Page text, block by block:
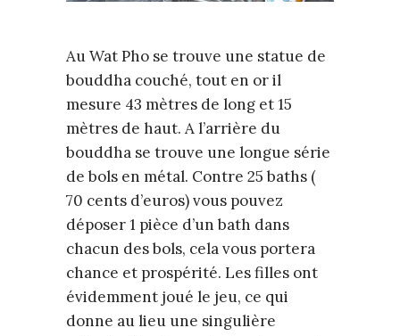
Au Wat Pho se trouve une statue de
bouddha couché, tout en or il
mesure 43 mètres de long et 15
mètres de haut. A l’arrière du
bouddha se trouve une longue série
de bols en métal. Contre 25 baths (
70 cents d’euros) vous pouvez
déposer 1 pièce d’un bath dans
chacun des bols, cela vous portera
chance et prospérité. Les filles ont
évidemment joué le jeu, ce qui
donne au lieu une singulière